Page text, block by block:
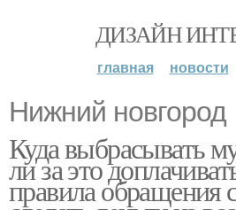
ДИЗАЙН
главная новости
Нижний новгород
Куда выбрасывать
ли за это
правила обращения